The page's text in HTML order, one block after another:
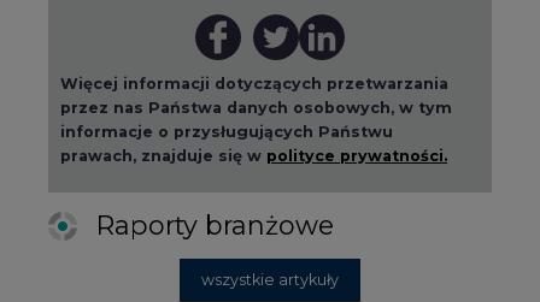
Więcej informacji dotyczących przetwarzania
przez nas Państwa danych osobowych, w tym
informacje o przysługujących Państwu
prawach, znajduje się w polityce prywatności.
Raporty branżowe
wszystkie artykuły